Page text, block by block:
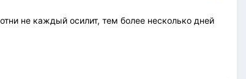
не каждый осилит, тем более несколько дней